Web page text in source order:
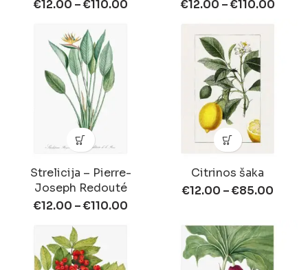
€12.00 –€110.00 €12.00 –€110.00
Strelicija – Pierre-
Joseph Redouté
€12.00 –€110.00
Citrinos šaka
€12.00 –€85.00